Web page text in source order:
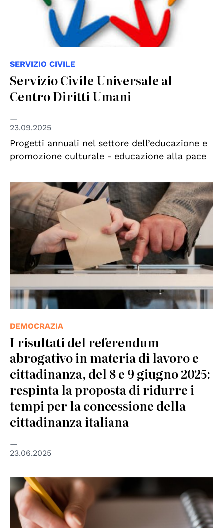
SERVIZIO CIVILE
Servizio Civile Universale al
Centro Diritti Umani
23.09.2025
Progetti annuali nel settore dell’educazione e
promozione culturale - educazione alla pace
DEMOCRAZIA
I risultati del referendum
abrogativo in materia di lavoro e
cittadinanza, del 8 e 9 giugno 2025:
respinta la proposta di ridurre i
tempi per la concessione della
cittadinanza italiana
23.06.2025
© CC